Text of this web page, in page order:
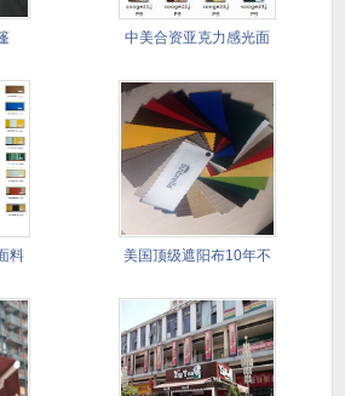
中美合资亚克力感光面
料 美国顶级遮阳布10年不